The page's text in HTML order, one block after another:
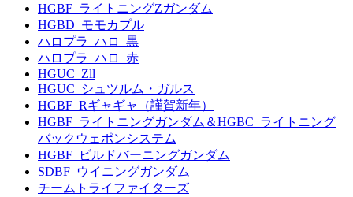
HGBF_ライトニングZガンダム
HGBD_モモカプル
ハロプラ_ハロ_黒
ハロプラ_ハロ_赤
HGUC_Zll
HGUC_シュツルム・ガルス
HGBF_Rギャギャ（謹賀新年）
HGBF_ライトニングガンダム＆HGBC_ライトニング
バックウェポンシステム
HGBF_ビルドバーニングガンダム
SDBF_ウイニングガンダム
チームトライファイターズ